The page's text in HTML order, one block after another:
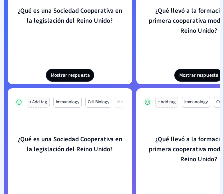
¿Qué es una Sociedad Cooperativa en
la legislación del Reino Unido?
Mostrar respuesta
¿Qué llevó a la
primera cooperativa
Reino Unido?
Mostrar respuesta
+ Add tag Immunology Cell Biology Mo
¿Qué es una Sociedad Cooperativa en
la legislación del Reino Unido?
+ Add tag Immunology
¿Qué llevó a la
primera cooperativa
Reino Unido?